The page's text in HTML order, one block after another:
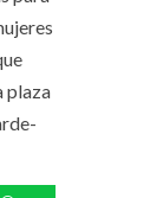
plaza